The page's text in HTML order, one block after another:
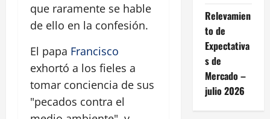
que raramente se hable
de ello en la confesión.
El papa Francisco
exhortó a los fieles a
tomar conciencia de sus
"pecados contra el
Relevamien
to de
Expectativa
s de
Mercado –
julio 2026